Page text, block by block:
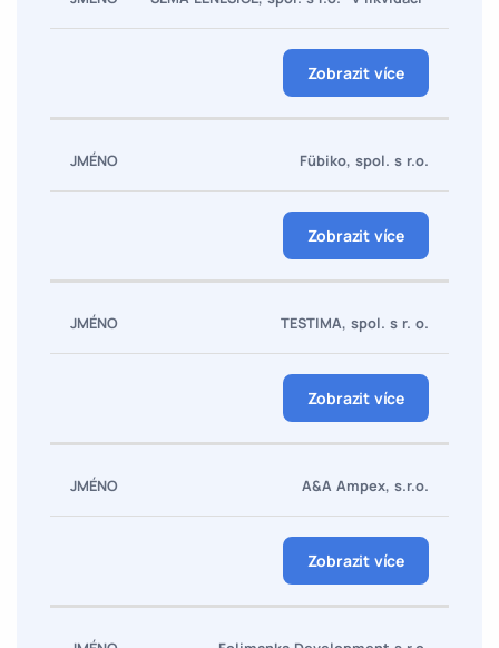
Zobrazit více
Fübiko, spol. s r.o.
Zobrazit více
TESTIMA, spol. s r. o.
Zobrazit více
A&A Ampex, s.r.o.
Zobrazit více